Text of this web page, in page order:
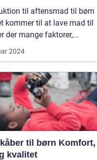
til aftensmad til børn
kommer til at lave mad til
der mange faktorer,...
2024
til børn Komfort,
kvalitet